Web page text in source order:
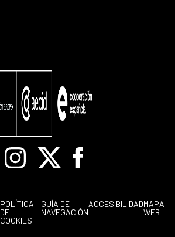
Instagram
X Facebook
POLÍTICA
DE
COOKIES
GUÍA DE
NAVEGACIÓN
ACCESIBILIDADMAPA
WEB